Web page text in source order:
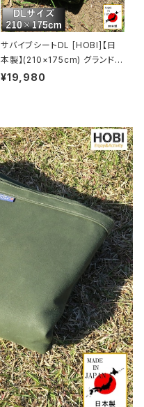
サバイブシートDL [HOBI]【日
本製】(210×175cm) グランドシ
ート プレミアム帆布(シャットル
火 ソロ 風避け マット 前幕 軍幕
オリーブドラブ [MADE IN JAP
AN]
¥19,980